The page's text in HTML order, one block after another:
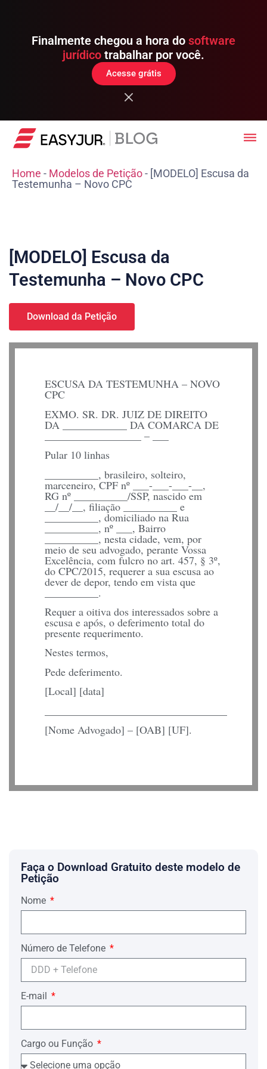
Finalmente chegou a hora do software
jurídico trabalhar por você.
Acesse grátis
Home - Modelos de Petição- [MODELO] Escusa da
Testemunha – Novo CPC
[MODELO] Escusa da
Testemunha – Novo CPC
Download da Petição
ESCUSA DA TESTEMUNHA – NOVO
CPC
EXMO. SR. DR. JUIZ DE DIREITO
DA ____________ DA COMARCA DE
__________________ – ___
Pular 10 linhas
__________, brasileiro, solteiro,
marceneiro, CPF nº ___-___-___-__,
RG nº __________/SSP, nascido em
__/__/__, filiação __________ e
__________, domiciliado na Rua
__________, nº ___, Bairro
__________, nesta cidade, vem, por
meio de seu advogado, perante Vossa
Excelência, com fulcro no art. 457, § 3º,
do CPC/2015, requerer a sua escusa ao
dever de depor, tendo em vista que
__________.
Requer a oitiva dos interessados sobre a
escusa e após, o deferimento total do
presente requerimento.
Nestes termos,
Pede deferimento.
[Local] [data]
[Nome Advogado] – [OAB] [UF].
Faça o Download Gratuito deste modelo de
Petição
Nome
Número de Telefone
E-mail
Cargo ou Função